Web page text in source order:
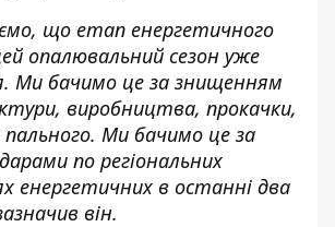
що етап енергетичного
опалювальний сезон уже
Ми бачимо це за знищенням
виробництва, прокачки,
пального. Ми бачимо це за
по регіональних
енергетичних в останні два
він.